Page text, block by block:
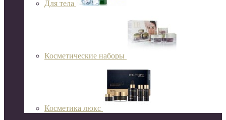
Для тела
Косметические наборы
Косметика люкс